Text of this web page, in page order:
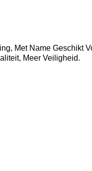
Met Name Geschikt
Meer Veiligheid.